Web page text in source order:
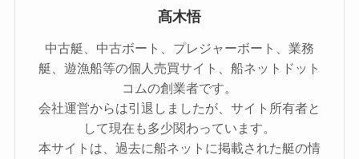
髙木悟
中古艇、中古ボート、プレジャーボート、業務
艇、遊漁船等の個人売買サイト、船ネットドット
コムの創業者です。
会社運営からは引退しましたが、サイト所有者と
して現在も多少関わっています。
本サイトは、過去に船ネットに掲載された艇の情